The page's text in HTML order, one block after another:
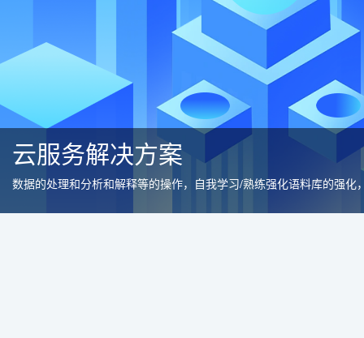
元宇宙解决方案
一个基于元宇宙概念而存在的多元互动空间